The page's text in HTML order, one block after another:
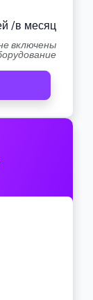
/в месяц
включены